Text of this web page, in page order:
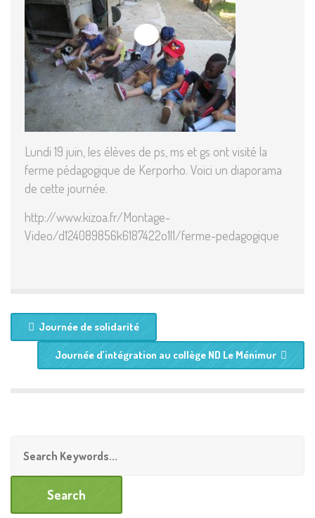
Lundi 19 juin, les élèves de ps, ms et gs ont visité la
ferme pédagogique de Kerporho. Voici un diaporama
de cette journée.
http://www.kizoa.fr/Montage-
Video/d124089856k6187422o1l1/ferme-pedagogique
Journée de solidarité
Journée d’intégration au collège ND Le Ménimur